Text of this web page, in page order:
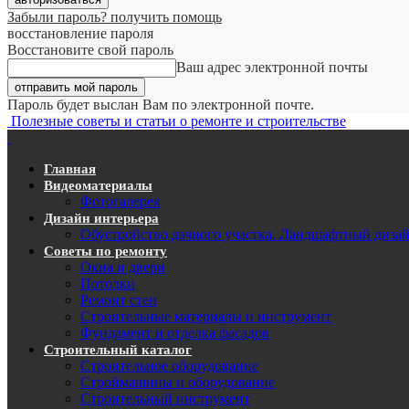
Забыли пароль? получить помощь
восстановление пароля
Восстановите свой пароль
Ваш адрес электронной почты
Пароль будет выслан Вам по электронной почте.
Полезные советы и статьи о ремонте и строительстве
Главная
Видеоматериалы
Фотогалерея
Дизайн интерьера
Обустройство дачного участка. Ландшафтный
Советы по ремонту
Окна и двери
Потолки
Ремонт стен
Строительные материалы и инструмент
Фундамент и отделка фасадов
Строительный каталог
Строительное оборудование
Строймашины и оборудование
Строительный инструмент